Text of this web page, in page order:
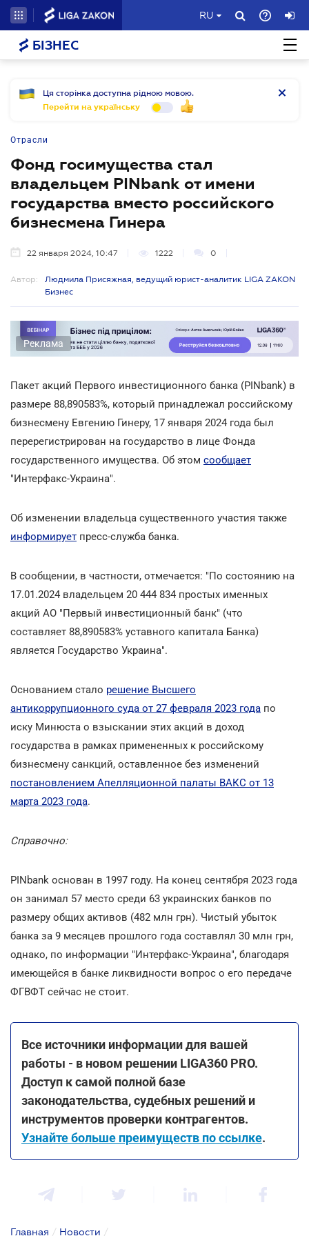
RU
БІЗНЕС
Ця сторінка доступна рідною мовою.
Перейти на українську
Отрасли
Фонд госимущества стал
владельцем PINbank от имени
государства вместо российского
бизнесмена Гинера
22 января 2024, 10:47 1222 0
Автор:
Людмила Присяжная, ведущий юрист-аналитик LIGA ZAKON
Бизнес
Реклама
Пакет акций Первого инвестиционного банка (PINbank) в
размере 88,890583%, который принадлежал российскому
бизнесмену Евгению Гинеру, 17 января 2024 года был
перерегистрирован на государство в лице Фонда
государственного имущества. Об этом сообщает
"Интерфакс-Украина".
Об изменении владельца существенного участия также
информирует пресс-служба банка.
В сообщении, в частности, отмечается: "По состоянию на
17.01.2024 владельцем 20 444 834 простых именных
акций АО "Первый инвестиционный банк" (что
составляет 88,890583% уставного капитала Банка)
является Государство Украина".
Основанием стало решение Высшего
антикоррупционного суда от 27 февраля 2023 года по
иску Минюста о взыскании этих акций в доход
государства в рамках примененных к российскому
бизнесмену санкций, оставленное без изменений
постановлением Апелляционной палаты ВАКС от 13
марта 2023 года.
Справочно:
PINbank основан в 1997 году. На конец сентября 2023 года
он занимал 57 место среди 63 украинских банков по
размеру общих активов (482 млн грн). Чистый убыток
банка за 9 месяцев прошлого года составлял 30 млн грн,
однако, по информации "Интерфакс-Украина", благодаря
имеющейся в банке ликвидности вопрос о его передаче
ФГВФТ сейчас не стоит.
Все источники информации для вашей
работы - в новом решении LIGA360 PRO.
Доступ к самой полной базе
законодательства, судебных решений и
инструментов проверки контрагентов.
Узнайте больше преимуществ по ссылке.
Главная / Новости /